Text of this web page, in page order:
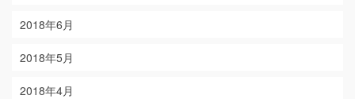
2018年6月
2018年5月
2018年4月